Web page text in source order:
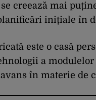
creează mai
inițiale în
este o casă
a modulelor
în materie de